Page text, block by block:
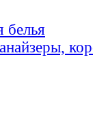
белья